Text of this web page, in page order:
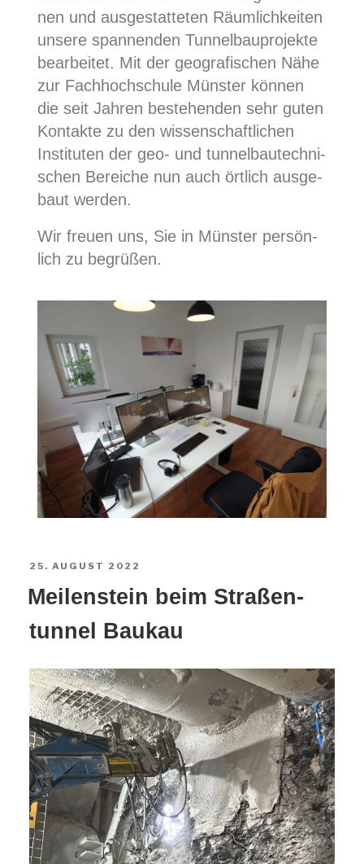
nen und aus­ge­stat­te­ten Räum­lich­kei­ten
unse­re span­nen­den Tun­nel­bau­pro­jek­te
bear­bei­tet. Mit der geo­gra­fi­schen Nähe
zur Fach­hoch­schu­le Müns­ter kön­nen
die seit Jah­ren bestehen­den sehr guten
Kon­tak­te zu den wis­sen­schaft­li­chen
Insti­tu­ten der geo- und tun­nel­bau­tech­ni­
schen Berei­che nun auch ört­lich aus­ge­
baut werden.
Wir freu­en uns, Sie in Müns­ter per­sön­
lich zu begrüßen.
25. AUGUST 2022
Mei­len­stein beim Stra­ßen­
tun­nel Baukau